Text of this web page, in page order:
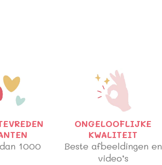
1000
ONGELOOFLIJKE
KWALITEIT
Beste afbeeldingen en
video’s